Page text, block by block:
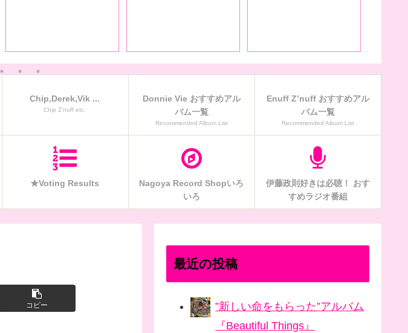
Chip,Derek,Vik ...
Chip Z’nuff etc.
Donnie Vie おすすめアル
バム一覧
Recommended Album List
Enuff Z’nuff おすすめアル
バム一覧
Recommended Album List
★Voting Results
Nagoya Record Shopいろ
いろ
伊藤政則好きは必聴！ おす
すめラジオ番組
コピー
最近の投稿
”新しい命をもらった”アルバム
『Beautiful Things』